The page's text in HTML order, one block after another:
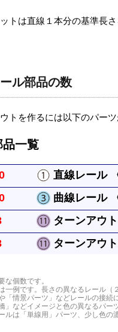
トは直線１本分の基準長
ル部品の数
トを作るには以下のパーツ
品一覧
直線レール
レールですべてのレール
曲線レール
ールで半径は直線レール
ターンアウ
ターンアウ
から分かれるレールです
個数です。
一例です。長さの異なるレール（
「情景パーツ」などレールの接続
」などイメージと色の異なるパー
ルは「単線用」パーツ、少し色の